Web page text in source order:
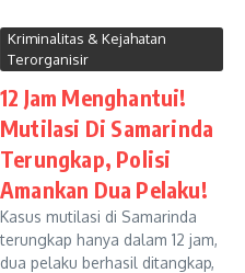
Kriminalitas & Kejahatan
Terorganisir
12 Jam Menghantui!
Mutilasi Di Samarinda
Terungkap, Polisi
Amankan Dua Pelaku!
Kasus mutilasi di Samarinda
terungkap hanya dalam 12 jam,
dua pelaku berhasil ditangkap,